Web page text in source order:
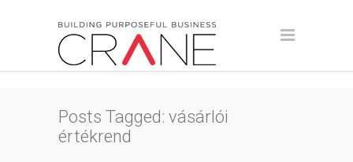
Posts Tagged: vásárlói
értékrend